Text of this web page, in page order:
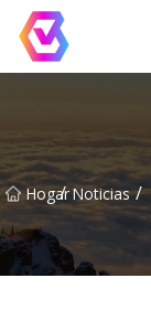
Hogar
/ Noticias /